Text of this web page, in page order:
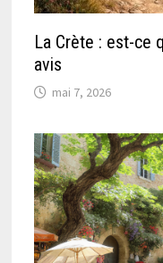
La Crète : est-ce
avis
mai 7, 2026